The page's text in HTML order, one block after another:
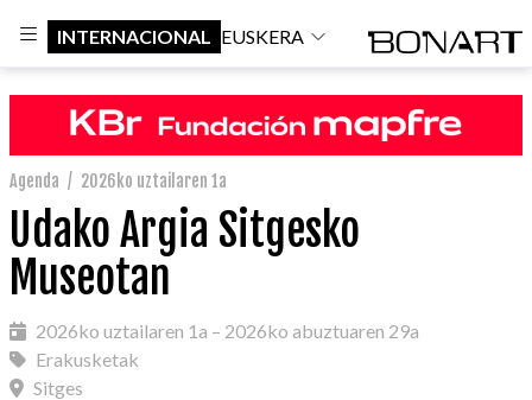
INTERNACIONAL EUSKERA
Agenda / 2026ko uztailaren 1a
Udako Argia Sitgesko
Museotan
2026ko uztailaren 1a – 2026ko abuztuaren 29a
Erakusketak
Sitges